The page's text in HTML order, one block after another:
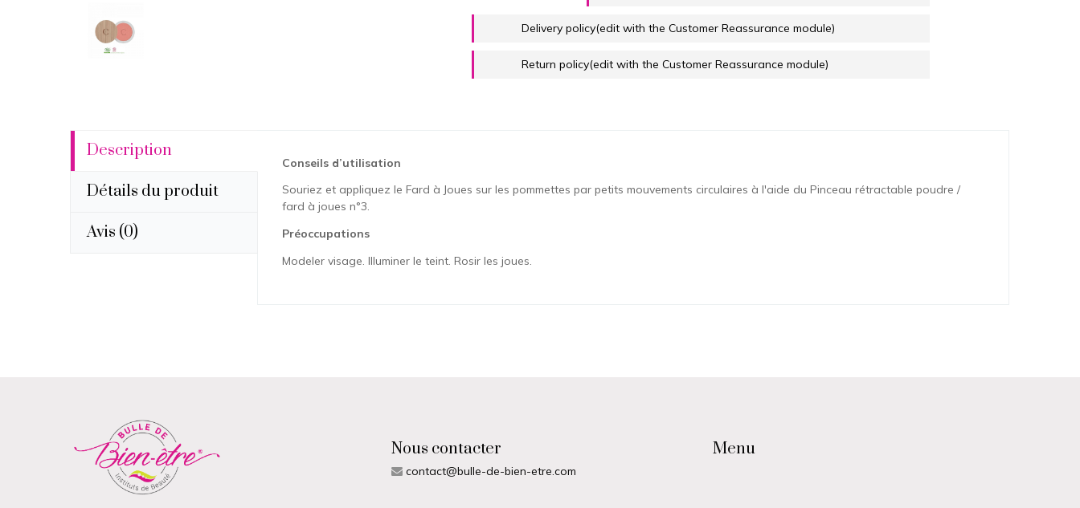
Delivery policy(edit with the Customer Reassurance module)
Return policy(edit with the Customer Reassurance module)
Description
Détails du produit
Avis (0)
Conseils d’utilisation
Souriez et appliquez le Fard à Joues sur les pommettes par petits mouvements circulaires à l'aide du Pinceau rétractable poudre /
fard à joues n°3.
Préoccupations
Modeler visage. Illuminer le teint. Rosir les joues.
Nous contacter
contact@bulle-de-bien-etre.com
Menu